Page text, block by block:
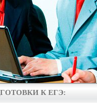
К ЕГЭ: